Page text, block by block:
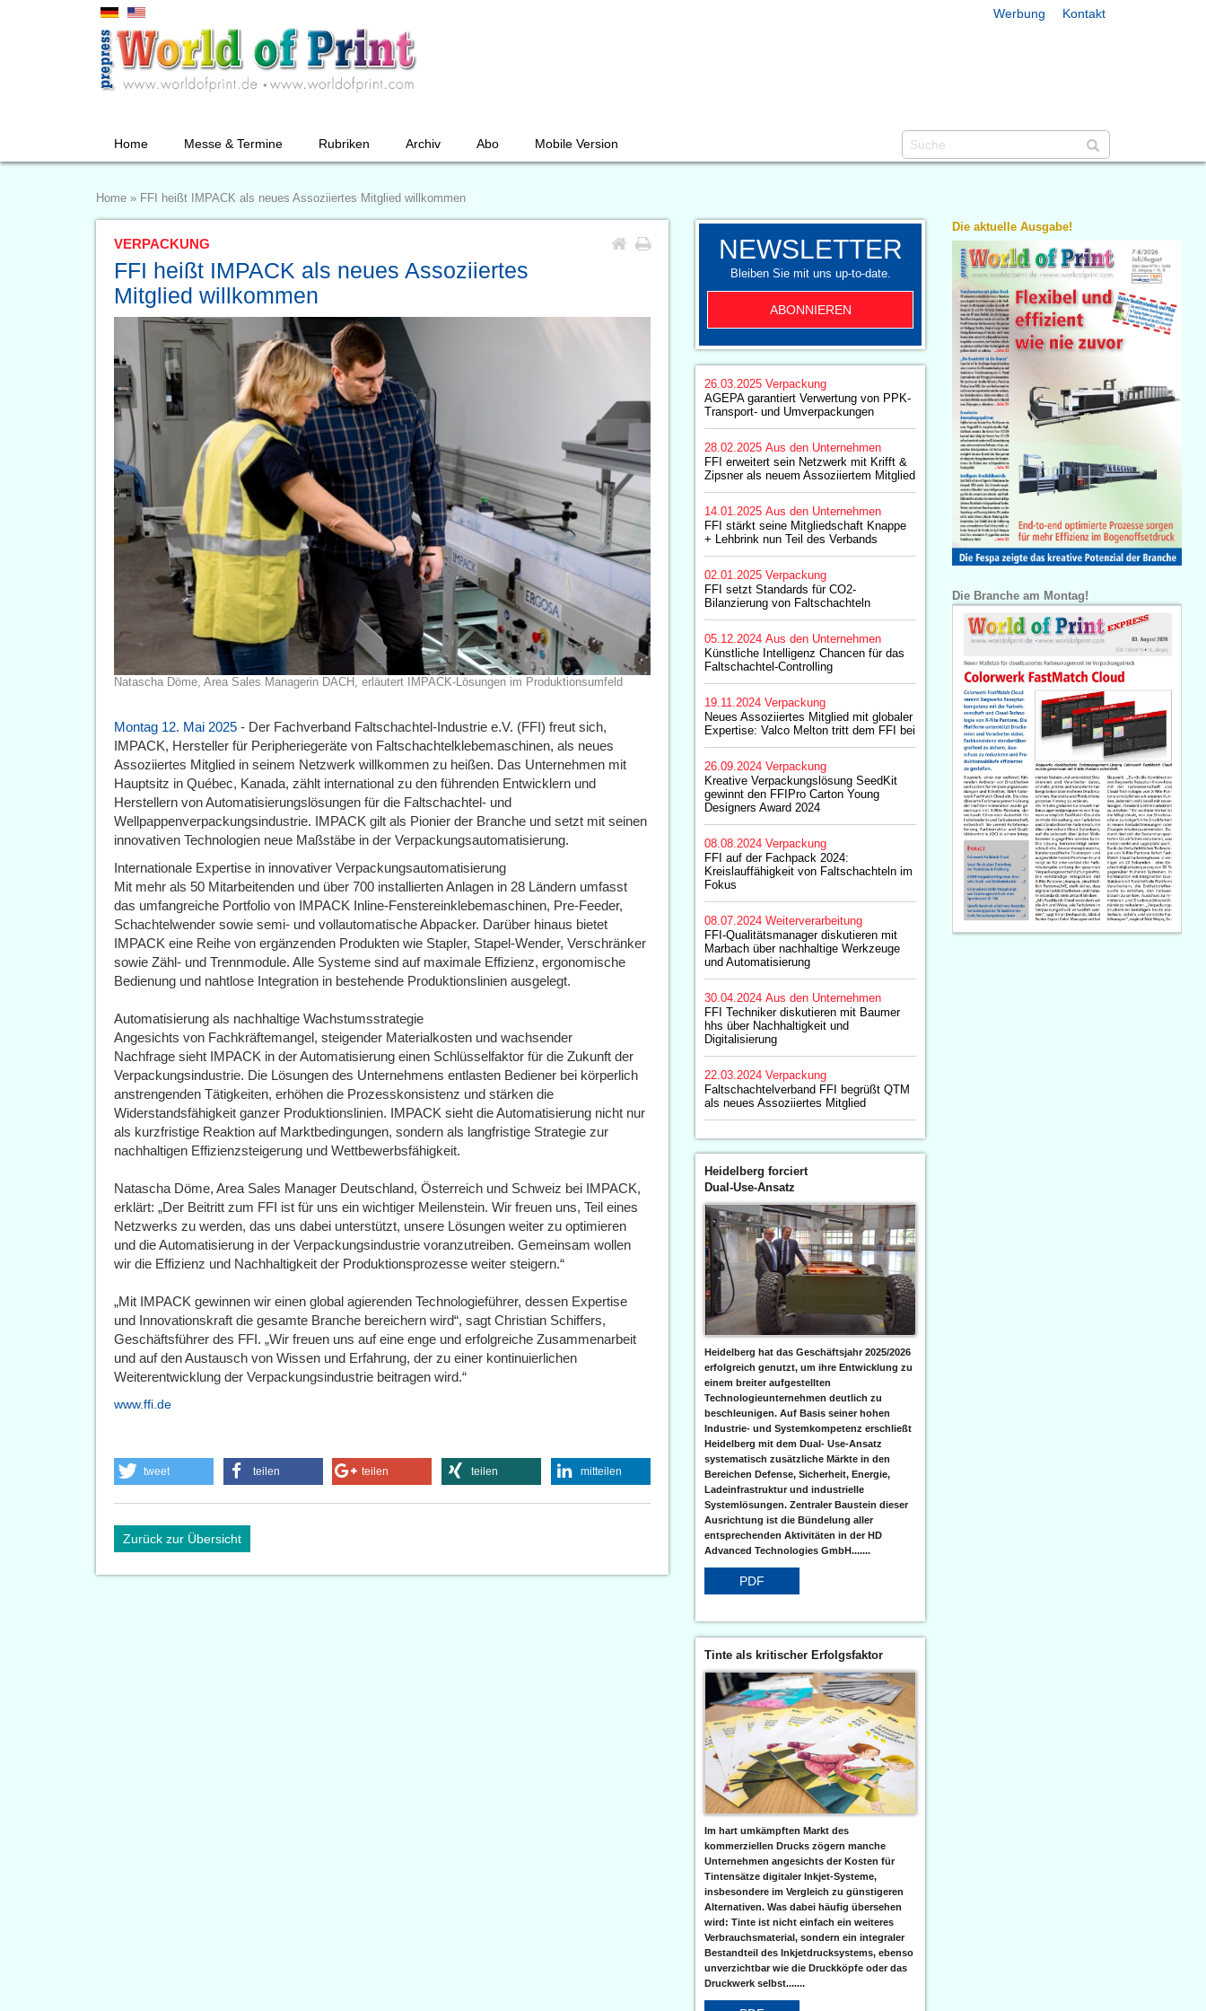
Werbung Kontakt
Home Messe & Termine Rubriken Archiv Abo Mobile Version
Home » FFI heißt IMPACK als neues Assoziiertes Mitglied willkommen
VERPACKUNG
FFI heißt IMPACK als neues Assoziiertes
Mitglied willkommen
Natascha Döme, Area Sales Managerin DACH, erläutert IMPACK-Lösungen im Produktionsumfeld
Montag 12. Mai 2025 - Der Fachverband Faltschachtel-Industrie e.V. (FFI) freut sich,
IMPACK, Hersteller für Peripheriegeräte von Faltschachtelklebemaschinen, als neues
Assoziiertes Mitglied in seinem Netzwerk willkommen zu heißen. Das Unternehmen mit
Hauptsitz in Québec, Kanada, zählt international zu den führenden Entwicklern und
Herstellern von Automatisierungslösungen für die Faltschachtel- und
Wellpappenverpackungsindustrie. IMPACK gilt als Pionier der Branche und setzt mit seinen
innovativen Technologien neue Maßstäbe in der Verpackungsautomatisierung.
Internationale Expertise in innovativer Verpackungsautomatisierung
Mit mehr als 50 Mitarbeitenden und über 700 installierten Anlagen in 28 Ländern umfasst
das umfangreiche Portfolio von IMPACK Inline-Fenstereinklebemaschinen, Pre-Feeder,
Schachtelwender sowie semi- und vollautomatische Abpacker. Darüber hinaus bietet
IMPACK eine Reihe von ergänzenden Produkten wie Stapler, Stapel-Wender, Verschränker
sowie Zähl- und Trennmodule. Alle Systeme sind auf maximale Effizienz, ergonomische
Bedienung und nahtlose Integration in bestehende Produktionslinien ausgelegt.
Automatisierung als nachhaltige Wachstumsstrategie
Angesichts von Fachkräftemangel, steigender Materialkosten und wachsender
Nachfrage sieht IMPACK in der Automatisierung einen Schlüsselfaktor für die Zukunft der
Verpackungsindustrie. Die Lösungen des Unternehmens entlasten Bediener bei körperlich
anstrengenden Tätigkeiten, erhöhen die Prozesskonsistenz und stärken die
Widerstandsfähigkeit ganzer Produktionslinien. IMPACK sieht die Automatisierung nicht nur
als kurzfristige Reaktion auf Marktbedingungen, sondern als langfristige Strategie zur
nachhaltigen Effizienzsteigerung und Wettbewerbsfähigkeit.
Natascha Döme, Area Sales Manager Deutschland, Österreich und Schweiz bei IMPACK,
erklärt: „Der Beitritt zum FFI ist für uns ein wichtiger Meilenstein. Wir freuen uns, Teil eines
Netzwerks zu werden, das uns dabei unterstützt, unsere Lösungen weiter zu optimieren
und die Automatisierung in der Verpackungsindustrie voranzutreiben. Gemeinsam wollen
wir die Effizienz und Nachhaltigkeit der Produktionsprozesse weiter steigern.“
„Mit IMPACK gewinnen wir einen global agierenden Technologieführer, dessen Expertise
und Innovationskraft die gesamte Branche bereichern wird“, sagt Christian Schiffers,
Geschäftsführer des FFI. „Wir freuen uns auf eine enge und erfolgreiche Zusammenarbeit
und auf den Austausch von Wissen und Erfahrung, der zu einer kontinuierlichen
Weiterentwicklung der Verpackungsindustrie beitragen wird.“
www.ffi.de
tweet teilen teilen teilen mitteilen
Zurück zur Übersicht
NEWSLETTER
Bleiben Sie mit uns up-to-date.
ABONNIEREN
26.03.2025 Verpackung
AGEPA garantiert Verwertung von PPK-
Transport- und Umverpackungen
28.02.2025 Aus den Unternehmen
FFI erweitert sein Netzwerk mit Krifft &
Zipsner als neuem Assoziiertem Mitglied
14.01.2025 Aus den Unternehmen
FFI stärkt seine Mitgliedschaft Knappe
+ Lehbrink nun Teil des Verbands
02.01.2025 Verpackung
FFI setzt Standards für CO2-
Bilanzierung von Faltschachteln
05.12.2024 Aus den Unternehmen
Künstliche Intelligenz Chancen für das
Faltschachtel-Controlling
19.11.2024 Verpackung
Neues Assoziiertes Mitglied mit globaler
Expertise: Valco Melton tritt dem FFI bei
26.09.2024 Verpackung
Kreative Verpackungslösung SeedKit
gewinnt den FFIPro Carton Young
Designers Award 2024
08.08.2024 Verpackung
FFI auf der Fachpack 2024:
Kreislauffähigkeit von Faltschachteln im
Fokus
08.07.2024 Weiterverarbeitung
FFI-Qualitätsmanager diskutieren mit
Marbach über nachhaltige Werkzeuge
und Automatisierung
30.04.2024 Aus den Unternehmen
FFI Techniker diskutieren mit Baumer
hhs über Nachhaltigkeit und
Digitalisierung
22.03.2024 Verpackung
Faltschachtelverband FFI begrüßt QTM
als neues Assoziiertes Mitglied
Heidelberg forciert
Dual-Use-Ansatz
Heidelberg hat das Geschäftsjahr 2025/2026
erfolgreich genutzt, um ihre Entwicklung zu
einem breiter aufgestellten
Technologieunternehmen deutlich zu
beschleunigen. Auf Basis seiner hohen
Industrie- und Systemkompetenz erschließt
Heidelberg mit dem Dual- Use-Ansatz
systematisch zusätzliche Märkte in den
Bereichen Defense, Sicherheit, Energie,
Ladeinfrastruktur und industrielle
Systemlösungen. Zentraler Baustein dieser
Ausrichtung ist die Bündelung aller
entsprechenden Aktivitäten in der HD
Advanced Technologies GmbH.......
PDF
Tinte als kritischer Erfolgsfaktor
Im hart umkämpften Markt des
kommerziellen Drucks zögern manche
Unternehmen angesichts der Kosten für
Tintensätze digitaler Inkjet-Systeme,
insbesondere im Vergleich zu günstigeren
Alternativen. Was dabei häufig übersehen
wird: Tinte ist nicht einfach ein weiteres
Verbrauchsmaterial, sondern ein integraler
Bestandteil des Inkjetdrucksystems, ebenso
unverzichtbar wie die Druckköpfe oder das
Druckwerk selbst.......
Die aktuelle Ausgabe!
Die Branche am Montag!